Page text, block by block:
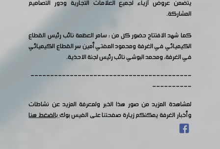
يتضمن عروض أزياء لجميع العلامات التجارية ودور التصاميم
المشاركة.
كما شهد الافتتاح حضور كل من : سامر العظمة نائب رئيس القطاع
الكيميائي في الغرفة ومحمود المفتي أمين سر القطاع الكيميائي
في الغرفة، ومحمد البوشي نائب رئيس لجنة الاحذية.
-----------------------------------------
----------
لمشاهدة المزيد من صور هذا الخبر ولمعرفة المزيد عن نشاطات
وأخبار الغرفة يمكنكم زيارة صفحتنا على الفيس بوكبالضغط هنا